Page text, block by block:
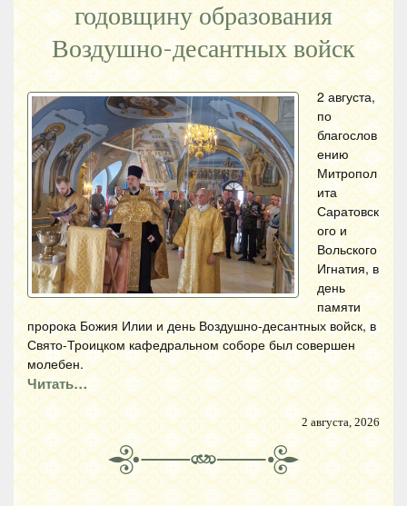
годовщину образования
Воздушно-десантных войск
2 августа,
по
благослов
ению
Митропол
ита
Саратовск
ого и
Вольского
Игнатия, в
день
памяти
пророка Божия Илии и день Воздушно-десантных войск, в
Свято-Троицком кафедральном соборе был совершен
молебен.
Читать…
2 августа, 2026